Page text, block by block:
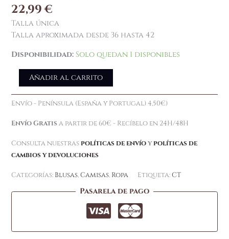
22,99€
Talla única
Talla aproximada desde 36 hasta 42
Disponibilidad: Solo quedan 1 disponibles
Añadir al carrito
Envío - Península (España y Portugal) 4,50€)
Envío Gratis a partir de 60€ - Recíbelo en 24H/48H
Consulta nuestras políticas de envíoy políticas de
cambios y devoluciones
Categorías: Blusas,Camisas, Ropa Etiqueta:CT
Pasarela de pago